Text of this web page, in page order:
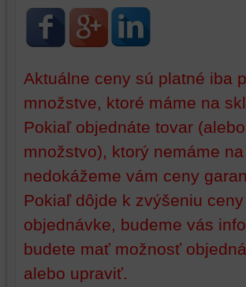
Aktuálne ceny sú platné iba
množstve, ktoré máme na
Pokiaľ objednáte tovar (alebo
množstvo), ktorý nemáme
nedokážeme vám ceny
Pokiaľ dôjde k zvýšeniu
objednávke, budeme vás
budete mať možnosť
alebo upraviť.
identifikáciu
relácie
dosiahnutie
základnej
funkčnosti
platformy,
zážitku
z
a
zabezpečenia.
mohli
poskytovať
doplnkové
ktoré
zlepšujú
váš
zážitok
z
prehliadania,
niektoré
z
preferencií
bez